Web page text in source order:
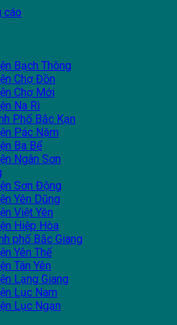
cáo
Bạch Thông
Chợ Đồn
Chợ Mới
Na Rì
Phố Bắc Kạn
Pác Nặm
Ba Bể
Ngân Sơn
Sơn Động
Yên Dũng
Việt Yên
Hiệp Hòa
phố Bắc Giang
Yên Thế
Tân Yên
Lạng Giang
Lục Nam
Lục Ngạn